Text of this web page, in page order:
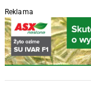
Reklama